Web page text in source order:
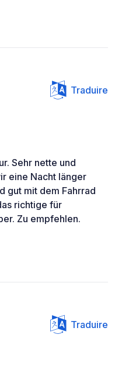
Traduire
Sehr nette und
eine Nacht länger
gut mit dem Fahrrad
richtige für
Zu empfehlen.
Traduire